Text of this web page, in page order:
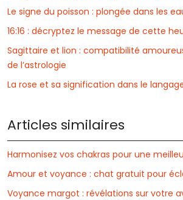
Le signe du poisson : plongée dans les
16:16 : décryptez le message de cette
Sagittaire et lion : compatibilité
de l’astrologie
La rose et sa signification dans le
Articles similaires
Harmonisez vos chakras pour une
Amour et voyance : chat gratuit pour
Voyance margot : révélations sur votre